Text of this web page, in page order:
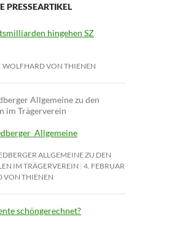
PRESSEARTIKEL
hingehen SZ
WOLFHARD VON THIENEN
Allgemeine zu den
im Trägerverein
ALLGEMEINE ZU DEN
IM TRÄGERVEREIN 4. FEBRUAR
VON THIENEN
schöngerechnet?